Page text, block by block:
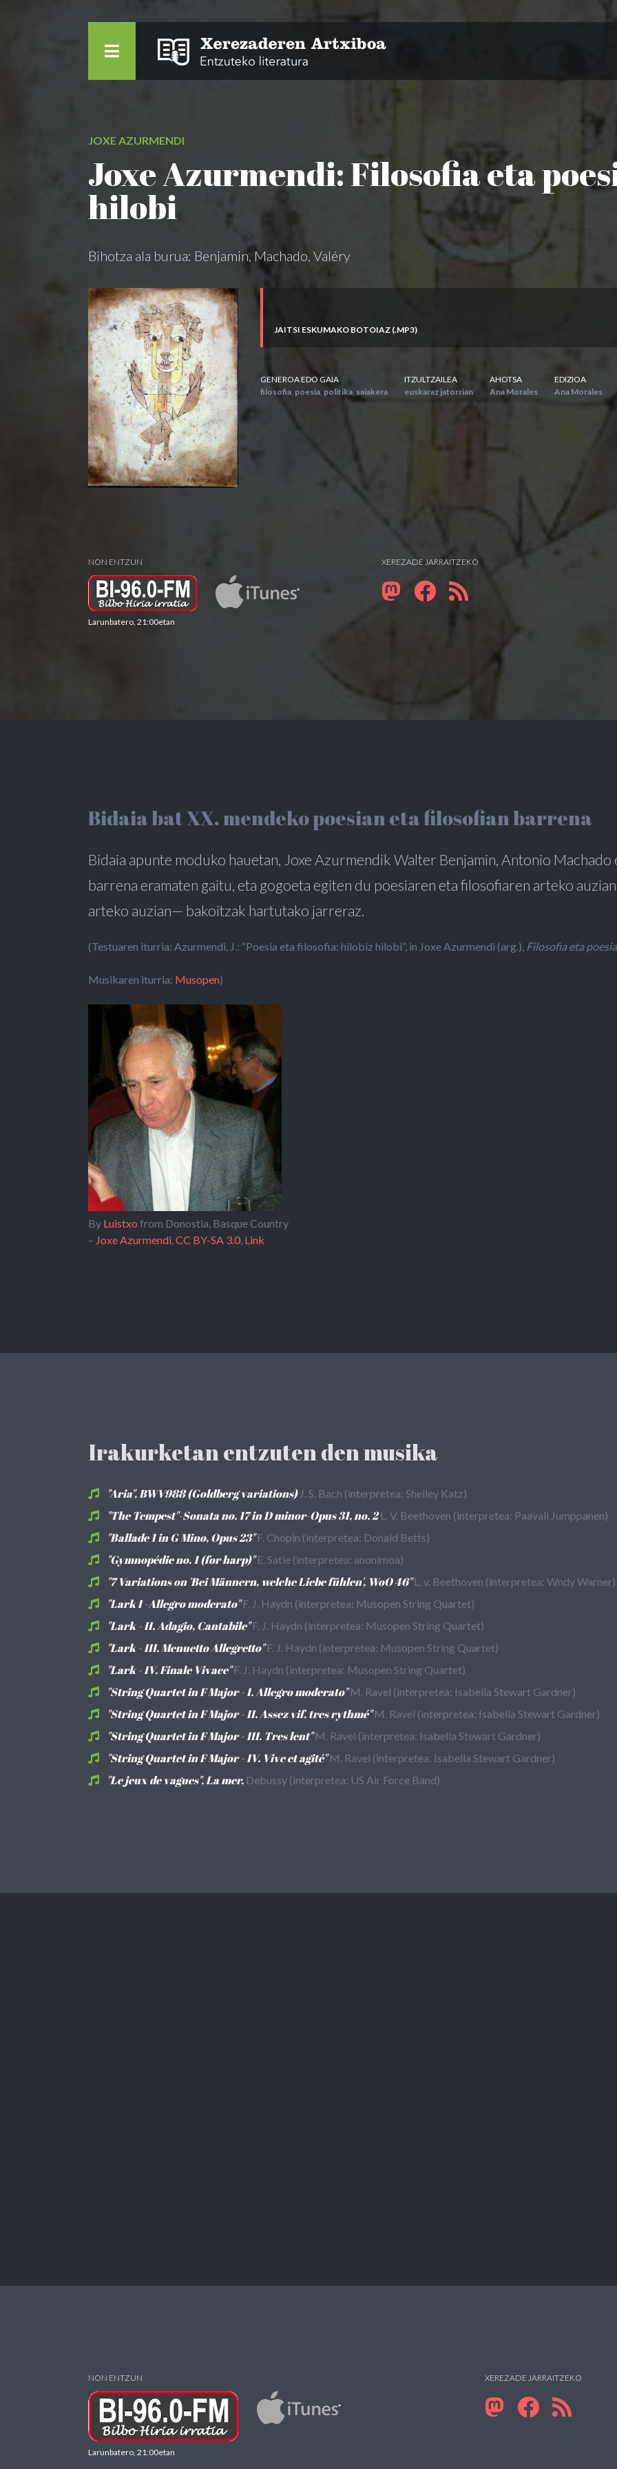
JOXE AZURMENDI
Joxe Azurmendi: Filosofia eta
hilobi
Bihotza ala burua: Benjamin, Machado, Valéry
JAITSI ESKUMAKO BOTOIAZ (.MP3)
GENEROA EDO GAIA
filosofia, poesia, politika, saiakera
ITZULTZAILEA
euskaraz jatorrian
AHOTSA
Ana Morales
EDIZIOA
Ana Morales
NON ENTZUN
Larunbatero, 21:00etan
XEREZADE JARRAITZEKO
Bidaia bat XX. mendeko poesian eta filosofian barrena
Bidaia apunte moduko hauetan, Joxe Azurmendik Walter Benjamin, Antonio
barrena eramaten gaitu, eta gogoeta egiten du poesiaren eta filosofiaren arteko
arteko auzian— bakoitzak hartutako jarreraz.
(Testuaren iturria: Azurmendi, J.: “Poesia eta filosofia: hilobiz hilobi”, in Joxe Azurmendi (arg.), Filosofia eta poesia
Musikaren iturria: Musopen)
By Luistxo from Donostia, Basque Country
– Joxe Azurmendi,CC BY-SA 3.0, Link
Irakurketan entzuten den musika
"Aria", BWV988 (Goldberg variations) J. S. Bach (interpretea: Shelley Katz)
"The Tempest"-Sonata no. 17 in D minor-Opus 31, no. 2 L. V. Beethoven (interpretea: Paavali Jumppanen)
"Ballade 1 in G Mino, Opus 23" F. Chopin (interpretea: Donald Betts)
"Gymnopédie no. 1 (for harp)" E. Satie (interpretea: anonimoa)
"7 Variations on 'Bei Männern, welche Liebe fühlen', WoO 46" L. v. Beethoven (interpretea: Wndy Warner)
"Lark I -Allegro moderato" F. J. Haydn (interpretea: Musopen String Quartet)
"Lark - II. Adagio, Cantabile" F. J. Haydn (interpretea: Musopen String Quartet)
"Lark - III. Menuetto Allegretto" F. J. Haydn (interpretea: Musopen String Quartet)
"Lark - IV. Finale Vivace" F. J. Haydn (interpretea: Musopen String Quartet)
"String Quartet in F Major - I. Allegro moderato" M. Ravel (interpretea: Isabella Stewart Gardner)
"String Quartet in F Major - II. Assez vif, tres rythmé" M. Ravel (interpretea: Isabella Stewart Gardner)
"String Quartet in F Major - III. Tres lent" M. Ravel (interpretea: Isabella Stewart Gardner)
"String Quartet in F Major - IV. Vive et agité" M. Ravel (interpretea: Isabella Stewart Gardner)
"Le jeux de vagues", La mer, Debussy (interpretea: US Air Force Band)
NON ENTZUN
Larunbatero, 21:00etan
XEREZADE JARRAITZEKO